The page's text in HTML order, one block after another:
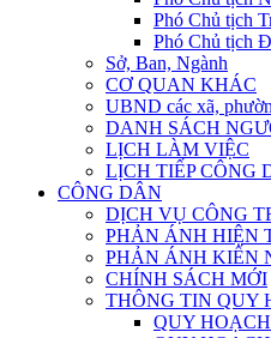
Phó Chủ tịch
Phó Chủ tịch
Sở, Ban, Ngành
CƠ QUAN KHÁC
UBND các xã,
DANH SÁCH
LỊCH LÀM VIỆC
LỊCH TIẾP CÔNG
CÔNG DÂN
DỊCH VỤ CÔNG
PHẢN ÁNH HIỆN
PHẢN ÁNH KIẾN
CHÍNH SÁCH MỚI
THÔNG TIN QUY
QUY